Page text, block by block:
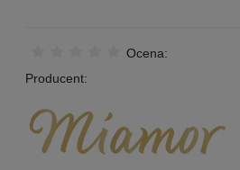
Ocena:
Producent: